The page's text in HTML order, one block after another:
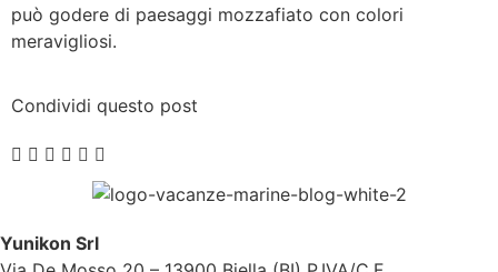
può godere di paesaggi mozzafiato con colori
meravigliosi.
Condividi questo post
Yunikon Srl